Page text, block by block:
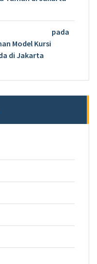
pada
Model Kursi
di Jakarta